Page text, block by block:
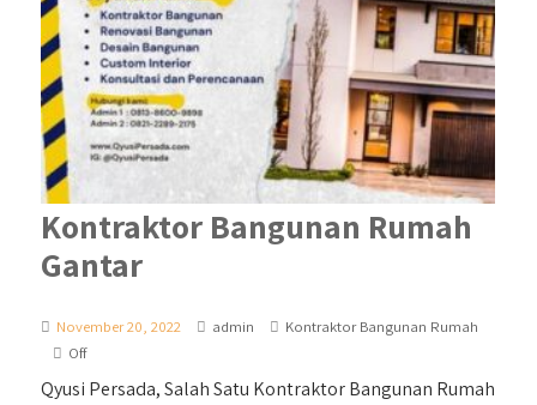
Kontraktor Bangunan Rumah
Gantar
November 20, 2022 admin
Kontraktor Bangunan Rumah
Off
Qyusi Persada, Salah Satu Kontraktor Bangunan Rumah